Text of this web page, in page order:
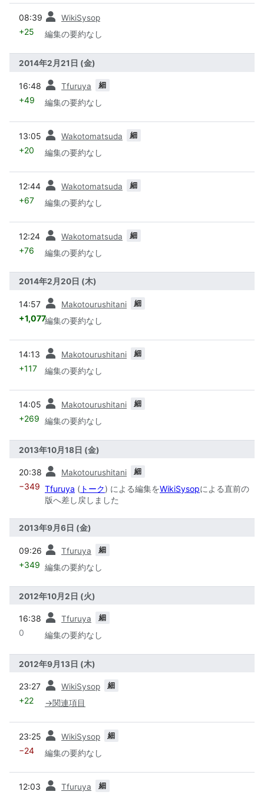
08:39 WikiSysop
+25 編集の要約なし
2014年2月21日 (金)
16:48 Tfuruya 細
+49 編集の要約なし
13:05 Wakotomatsuda 細
+20 編集の要約なし
12:44 Wakotomatsuda 細
+67 編集の要約なし
12:24 Wakotomatsuda 細
+76 編集の要約なし
2014年2月20日 (木)
14:57 Makotourushitani 細
+1,077編集の要約なし
14:13 Makotourushitani 細
+117 編集の要約なし
14:05 Makotourushitani 細
+269 編集の要約なし
2013年10月18日 (金)
20:38 Makotourushitani 細
−349 Tfuruya ( トーク) による編集をWikiSysopによる直前の
版へ差し戻しました
2013年9月6日 (金)
09:26 Tfuruya 細
+349 編集の要約なし
2012年10月2日 (火)
16:38 Tfuruya 細
0 編集の要約なし
2012年9月13日 (木)
23:27 WikiSysop 細
+22 →関連項目
23:25 WikiSysop 細
−24 編集の要約なし
12:03 Tfuruya 細